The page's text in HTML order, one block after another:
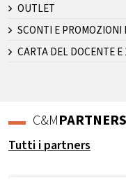
OUTLET
SCONTI E PROMOZIONI
CARTA DEL DOCENTE E
C&MPARTNERS
Tutti i partners